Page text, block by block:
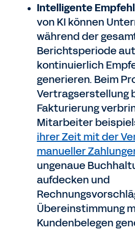
Intelligente
von KI können
während der
Berichtsperiode
kontinuierlich
generieren. Beim
Vertragserstellung
Fakturierung
Mitarbeiter
ihrer Zeit mit der
manueller
ungenaue
aufdecken und
Übereinstimmung
Kundenbelegen